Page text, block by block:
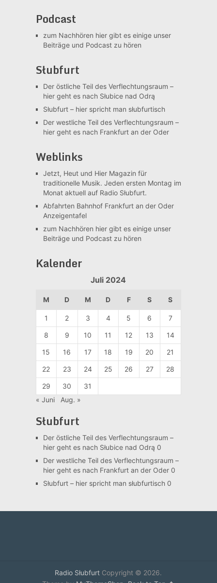
Podcast
zum Nachhören hier gibt es einige unser
Beiträge und Podcast zu hören
Słubfurt
Der östliche Teil des Verflechtungsraum –
hier geht es nach Słubice nad Odrą
Słubfurt –hier spricht man słubfurtisch
Der westliche Teil des Verflechtungsraum –
hier geht es nach Frankfurt an der Oder
Weblinks
Jetzt, Heut und HierMagazin für
traditionelle Musik. Jeden ersten Montag im
Monat aktuell auf Radio Słubfurt.
Abfahrten Bahnhof Frankfurt an der Oder
Anzeigentafel
zum Nachhören hier gibt es einige unser
Beiträge und Podcast zu hören
Kalender
Juli 2024
M D M D F S S
1 2 3 4 5 6 7
8 9 10 11 12 13 14
15 16 17 18 19 20 21
22 23 24 25 26 27 28
29 30
31
« Juni
Aug. »
Słubfurt
Der östliche Teil des Verflechtungsraum –
hier geht es nach Słubice nad Odrą 0
Der westliche Teil des Verflechtungsraum –
hier geht es nach Frankfurt an der Oder 0
Słubfurt –hier spricht man słubfurtisch 0
Radio Słubfurt Copyright © 2026.